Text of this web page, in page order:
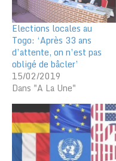
Elections locales au
Togo: ‘Après 33 ans
d’attente, on n’est pas
obligé de bâcler’
15/02/2019
Dans "A La Une"